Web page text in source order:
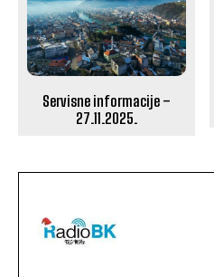
Servisne informacije –
27.11.2025.